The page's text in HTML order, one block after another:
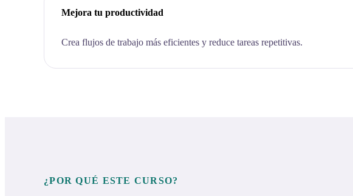
Mejora tu productividad
Crea flujos de trabajo más eficientes y reduce tareas repetitivas.
¿POR QUÉ ESTE CURSO?